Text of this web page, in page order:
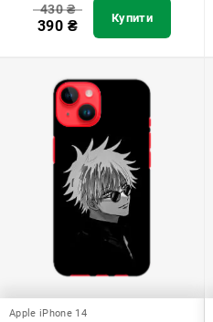
430₴
390 ₴ Купити
Apple iPhone 14